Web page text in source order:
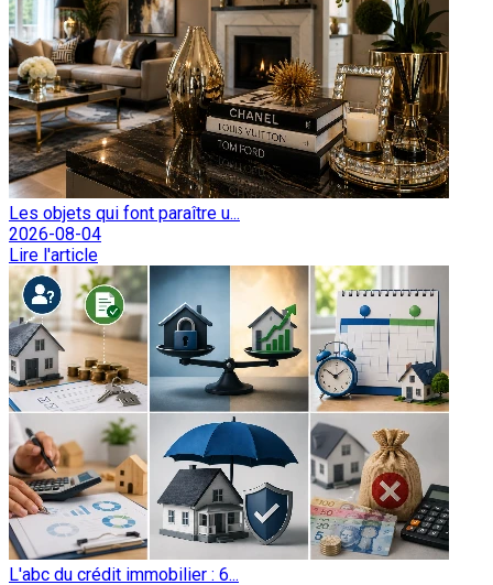
Les objets qui font paraître u...
2026-08-04
Lire l'article
L'abc du crédit immobilier : 6...